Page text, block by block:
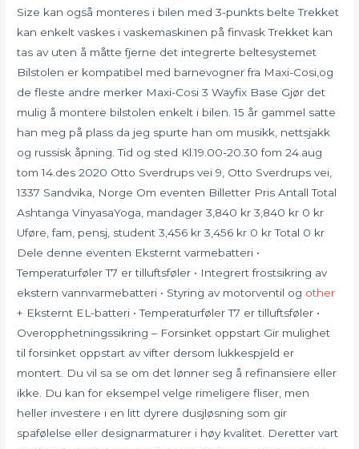
Size kan også monteres i bilen med 3-punkts belte Trekket
kan enkelt vaskes i vaskemaskinen på finvask Trekket kan
tas av uten å måtte fjerne det integrerte beltesystemet
Bilstolen er kompatibel med barnevogner fra Maxi-Cosi,og
de fleste andre merker Maxi-Cosi 3 Wayfix Base Gjør det
mulig å montere bilstolen enkelt i bilen. 15 år gammel satte
han meg på plass da jeg spurte han om musikk, nettsjakk
og russisk åpning. Tid og sted Kl.19.00-20.30 fom 24.aug
tom 14.des 2020 Otto Sverdrups vei 9, Otto Sverdrups vei,
1337 Sandvika, Norge Om eventen Billetter Pris Antall Total
Ashtanga VinyasaYoga, mandager 3,840 kr 3,840 kr 0 kr
Uføre, fam, pensj, student 3,456 kr 3,456 kr 0 kr Total 0 kr
Dele denne eventen Eksternt varmebatteri •
Temperaturføler T7 er tilluftsføler • Integrert frostsikring av
ekstern vannvarmebatteri • Styring av motorventil og other
+ Eksternt EL-batteri • Temperaturføler T7 er tilluftsføler •
Overopphetningssikring – Forsinket oppstart Gir mulighet
til forsinket oppstart av vifter dersom lukkespjeld er
montert. Du vil sa se om det lønner seg å refinansiere eller
ikke. Du kan for eksempel velge rimeligere fliser, men
heller investere i en litt dyrere dusjløsning som gir
spafølelse eller designarmaturer i høy kvalitet. Deretter vart